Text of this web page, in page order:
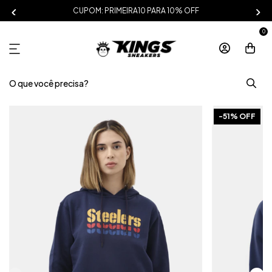
CUPOM: PRIMEIRA10 PARA 10% OFF
0
-51% OFF